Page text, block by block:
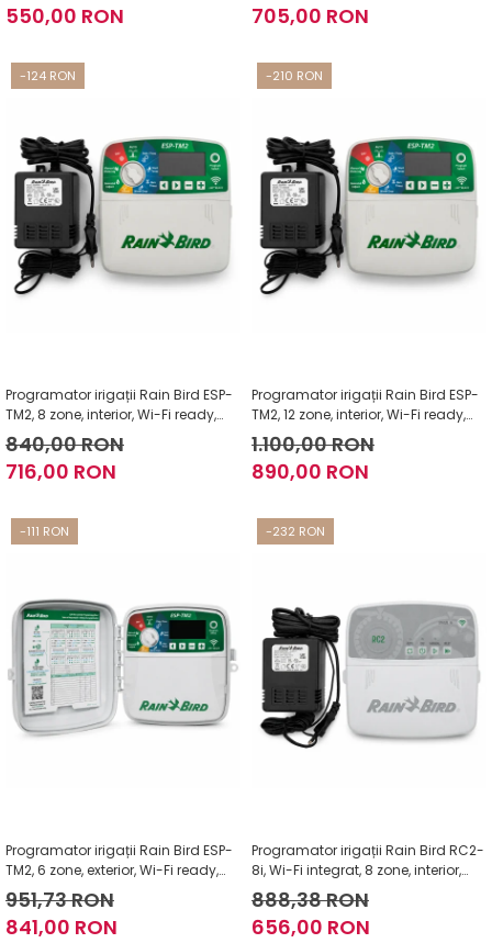
550,00 RON
705,00 RON
-124 RON
Programator irigații Rain Bird ESP-
TM2, 8 zone, interior, Wi-Fi ready,
24V
840,00 RON
716,00 RON
-210 RON
Programator irigații Rain Bird ESP-
TM2, 12 zone, interior, Wi-Fi ready,
24V
1.100,00 RON
890,00 RON
-111 RON
Programator irigații Rain Bird ESP-
TM2, 6 zone, exterior, Wi-Fi ready,
24V
951,73 RON
841,00 RON
-232 RON
Programator irigații Rain Bird RC2-
8i, Wi-Fi integrat, 8 zone, interior,
24V
888,38 RON
656,00 RON